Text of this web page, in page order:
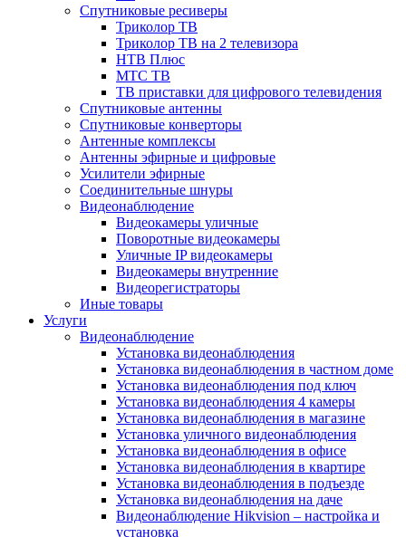
Спутниковые ресиверы
Триколор ТВ
Триколор ТВ на 2 телевизора
НТВ Плюс
МТС ТВ
ТВ приставки для цифрового телевидения
Спутниковые антенны
Спутниковые конверторы
Антенные комплексы
Антенны эфирные и цифровые
Усилители эфирные
Соединительные шнуры
Видеонаблюдение
Видеокамеры уличные
Поворотные видеокамеры
Уличные IP видеокамеры
Видеокамеры внутренние
Видеорегистраторы
Иные товары
Услуги
Видеонаблюдение
Установка видеонаблюдения
Установка видеонаблюдения в частном доме
Установка видеонаблюдения под ключ
Установка видеонаблюдения 4 камеры
Установка видеонаблюдения в магазине
Установка уличного видеонаблюдения
Установка видеонаблюдения в офисе
Установка видеонаблюдения в квартире
Установка видеонаблюдения в подъезде
Установка видеонаблюдения на даче
Видеонаблюдение Hikvision – настройка и
установка